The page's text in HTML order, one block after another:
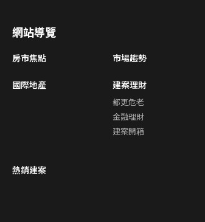
網站導覽
房市焦點 市場趨勢
國際地產 建案理財
都更危老
金融理財
建案開箱
熱銷建案